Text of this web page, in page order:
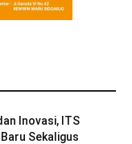
Inovasi, ITS
Sekaligus